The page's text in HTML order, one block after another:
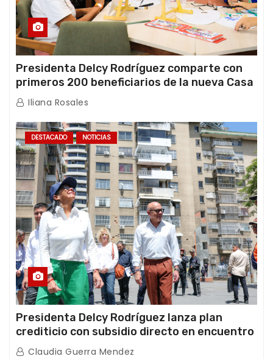
Presidenta Delcy Rodríguez comparte con
primeros 200 beneficiarios de la nueva Casa
de los Abuelos “La Primavera” en Caracas
Iliana Rosales
DESTACADO NOTICIAS
Presidenta Delcy Rodríguez lanza plan
crediticio con subsidio directo en encuentro
con Juntas de Condominio
Claudia Guerra Mendez